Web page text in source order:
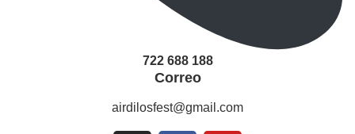
722 688 188
Correo
airdilosfest@gmail.com